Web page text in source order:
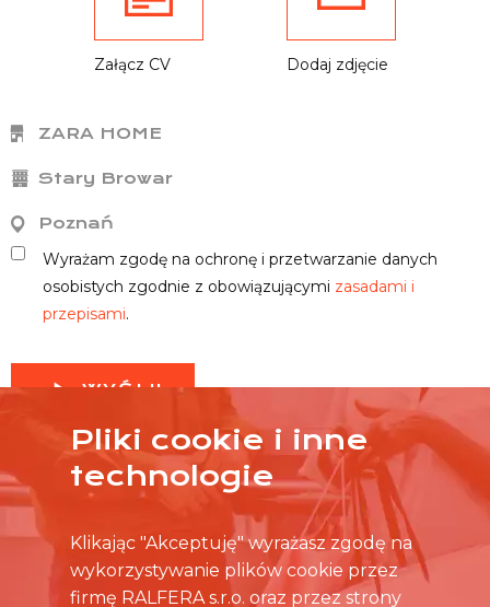
Załącz CV Dodaj zdjęcie
ZARA HOME
Stary Browar
Poznań
Wyrażam zgodę na ochronę i przetwarzanie danych
osobistych zgodnie z obowiązującymi zasadami i
przepisami.
WYŚLIJ
Pliki cookie i inne
technologie
Klikając "Akceptuję" wyrażasz zgodę na
wykorzystywanie plików cookie przez
firmę RALFERA s.r.o. oraz przez strony